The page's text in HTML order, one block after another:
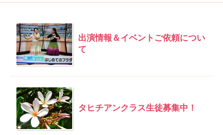
出演情報＆イベントご依頼につい
て
タヒチアンクラス生徒募集中！